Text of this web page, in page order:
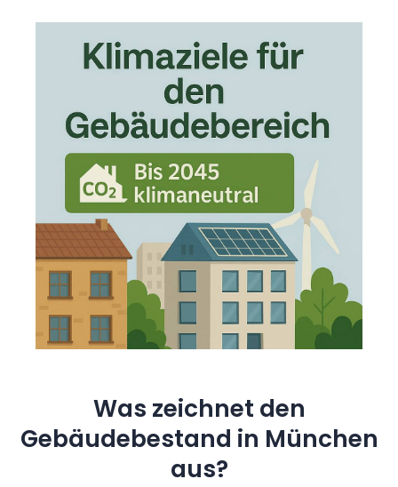
Was zeichnet den
Gebäudebestand in München
aus?